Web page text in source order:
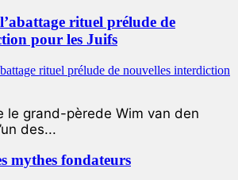
rituel prélude de
pour les Juifs
le grand-pèrede Wim van den
des...
mythes fondateurs